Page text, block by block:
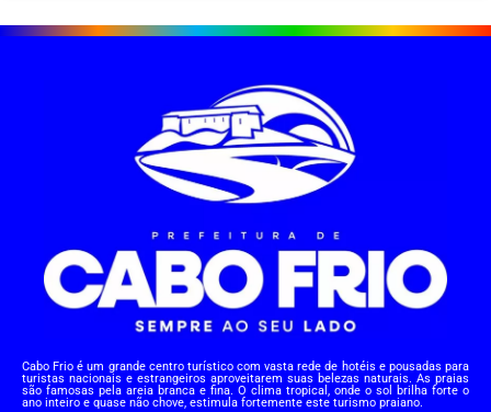
Cabo Frio é um grande centro turístico com vasta rede de hotéis e pousadas para
turistas nacionais e estrangeiros aproveitarem suas belezas naturais. As praias
são famosas pela areia branca e fina. O clima tropical, onde o sol brilha forte o
ano inteiro e quase não chove, estimula fortemente este turismo praiano.